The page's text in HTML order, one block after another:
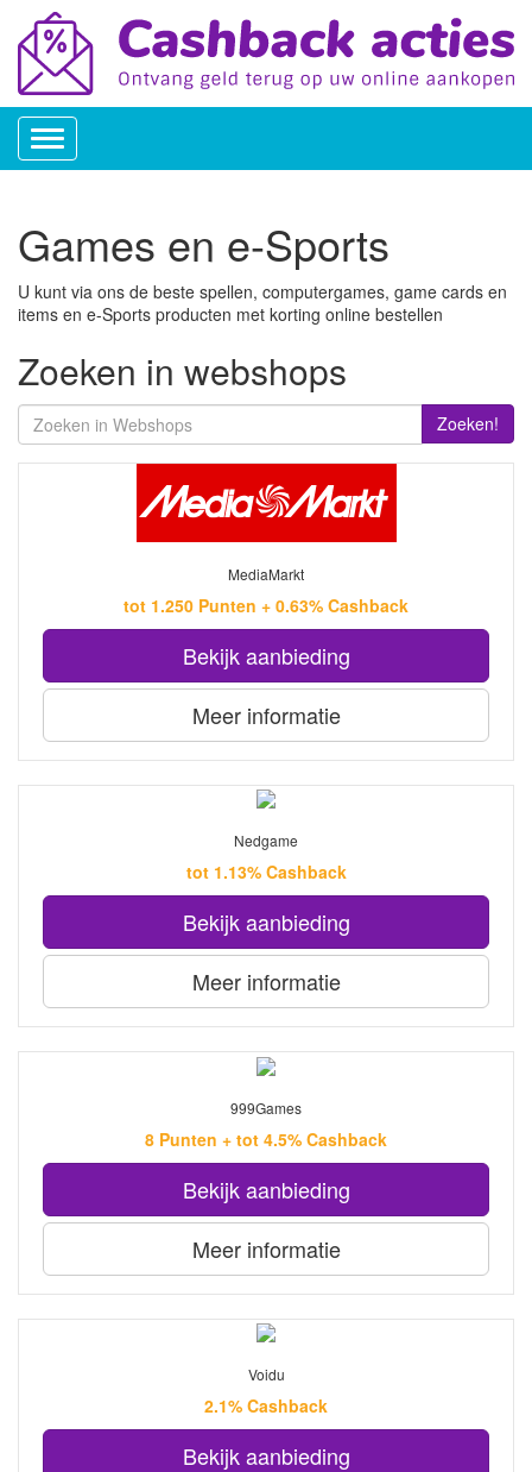
Toggle
navigation
Games en e-Sports
U kunt via ons de beste spellen, computergames, game cards en
items en e-Sports producten met korting online bestellen
Zoeken in webshops
Zoeken!
MediaMarkt
tot 1.250 Punten + 0.63% Cashback
Bekijk aanbieding
Meer informatie
Nedgame
tot 1.13% Cashback
Bekijk aanbieding
Meer informatie
999Games
8 Punten + tot 4.5% Cashback
Bekijk aanbieding
Meer informatie
Voidu
2.1% Cashback
Bekijk aanbieding